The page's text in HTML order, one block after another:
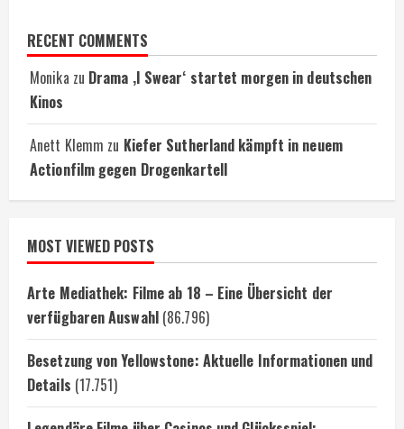
RECENT COMMENTS
Monika zu Drama ‚I Swear‘ startet morgen in deutschen
Kinos
Anett Klemm zu Kiefer Sutherland kämpft in neuem
Actionfilm gegen Drogenkartell
MOST VIEWED POSTS
Arte Mediathek: Filme ab 18 – Eine Übersicht der
verfügbaren Auswahl (86.796)
Besetzung von Yellowstone: Aktuelle Informationen und
Details (17.751)